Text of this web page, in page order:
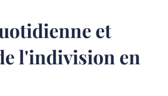
et
l'indivision en